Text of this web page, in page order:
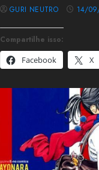
Compartilhe isso:
Facebook
X
GURI NEUTRO 14/